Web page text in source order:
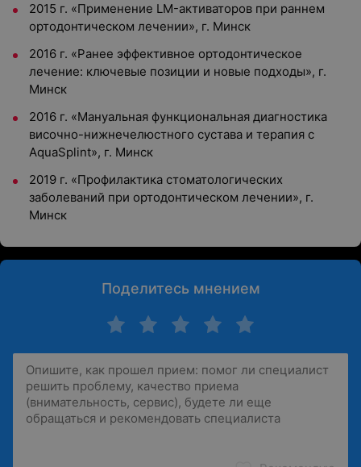
2015 г. «Применение LM-активаторов при раннем
ортодонтическом лечении», г. Минск
2016 г. «Ранее эффективное ортодонтическое
лечение: ключевые позиции и новые подходы», г.
Минск
2016 г. «Мануальная функциональная диагностика
височно-нижнечелюстного сустава и терапия с
AquaSplint», г. Минск
2019 г. «Профилактика стоматологических
заболеваний при ортодонтическом лечении», г.
Минск
Поделитесь мнением